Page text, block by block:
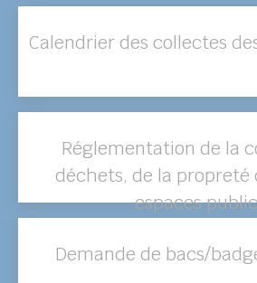
Calendrier des collectes
Réglementation de la
déchets, de la propreté
espaces
Demande de bacs/